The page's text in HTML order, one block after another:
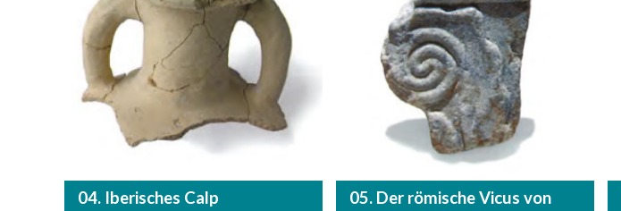
04. Iberisches Calp
05. Der römische Vicus von